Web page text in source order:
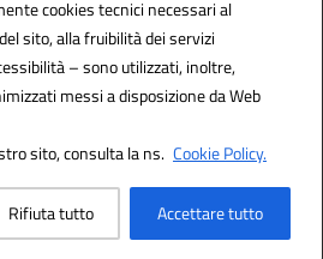
cookies tecnici necessari al
sito, alla fruibilità dei servizi
– sono utilizzati, inoltre,
messi a disposizione da Web
sito, consulta la ns. Cookie Policy.
Rifiuta tutto Accettare tutto
by 3D Solution S.r.l.
by Designers Italia